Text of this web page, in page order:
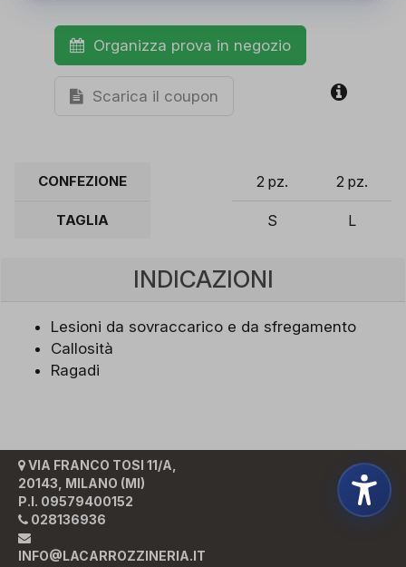
Organizza prova in negozio
Scarica il coupon
CONFEZIONE 2 pz. 2 pz.
TAGLIA S L
INDICAZIONI
Lesioni da sovraccarico e da sfregamento
Callosità
Ragadi
VIA FRANCO TOSI 11/A,
20143, MILANO (MI)
P.I. 09579400152
028136936
INFO@LACARROZZINERIA.IT